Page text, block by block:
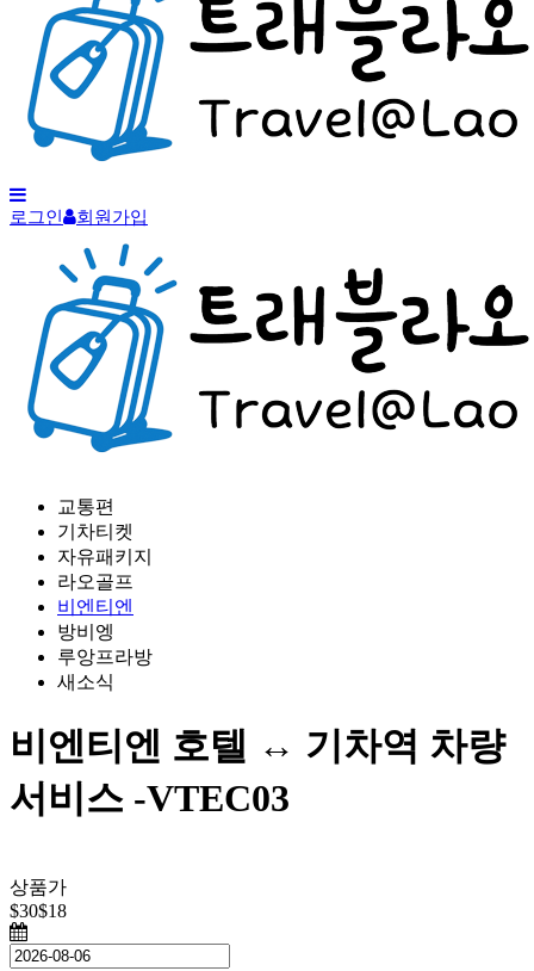
로그인 회원가입
교통편
기차티켓
자유패키지
라오골프
비엔티엔
방비엥
루앙프라방
새소식
비엔티엔 호텔 ↔️ 기차역 차량
서비스 -VTEC03
상품가
$30$18